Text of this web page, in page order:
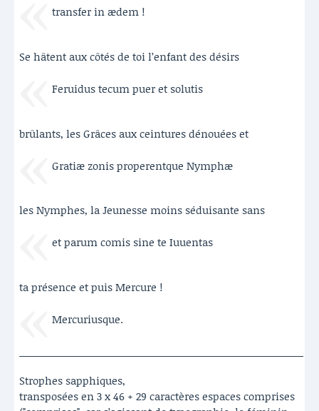
transfer in ædem !
Se hâtent aux côtés de toi l’enfant des désirs
Feruidus tecum puer et solutis
brûlants, les Grâces aux ceintures dénouées et
Gratiæ zonis properentque Nymphæ
les Nymphes, la Jeunesse moins séduisante sans
et parum comis sine te Iuuentas
ta présence et puis Mercure !
Mercuriusque.
Strophes sapphiques,
transposées en 3 x 46 + 29 caractères espaces comprises